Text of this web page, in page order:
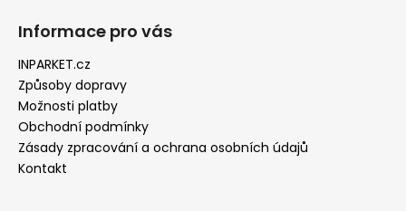
Informace pro vás
INPARKET.cz
Způsoby dopravy
Možnosti platby
Obchodní podmínky
Zásady zpracování a ochrana osobních údajů
Kontakt